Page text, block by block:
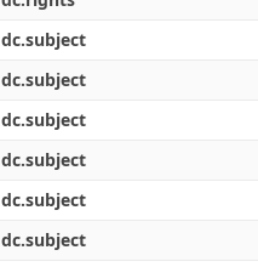
dc.subject
dc.subject
dc.subject
dc.subject
dc.subject
dc.subject